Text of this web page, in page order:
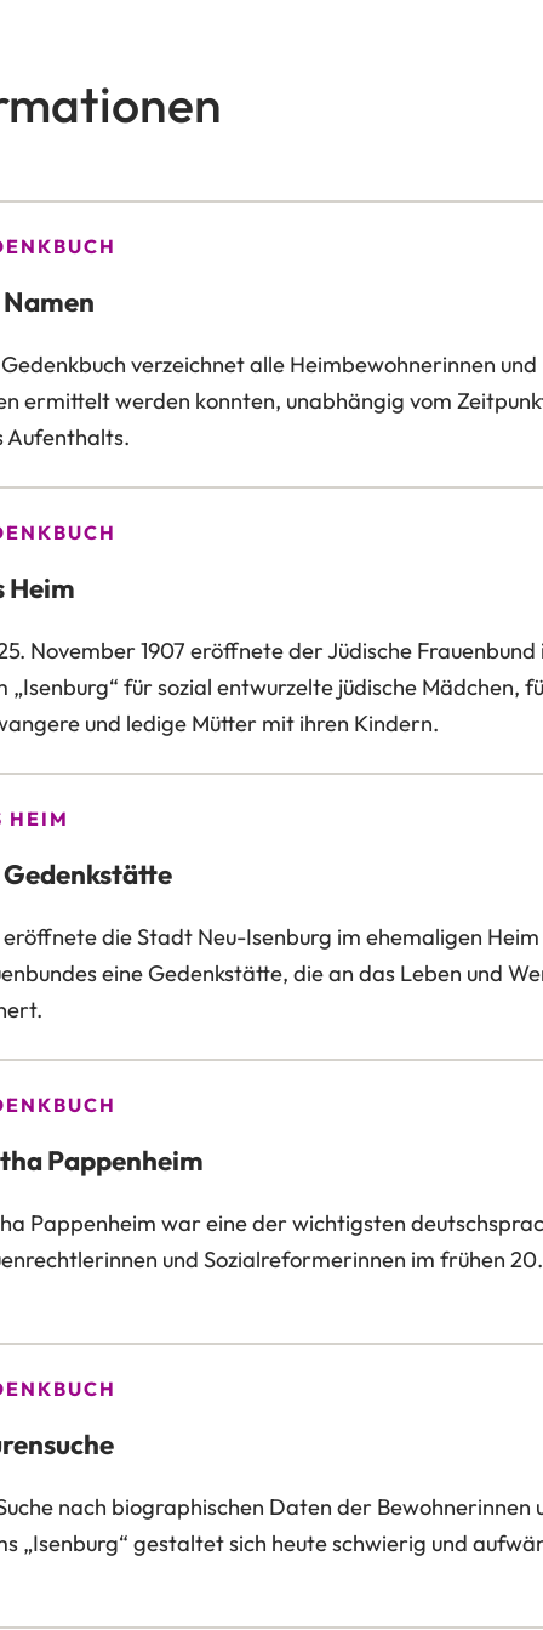
verzeichnet alle Heimbewohnerinnen
ermittelt werden konnten, unabhängig vom
Aufenthalts.
Heim
November 1907 eröffnete der Jüdische
„Isenburg“ für sozial entwurzelte jüdische Mädchen,
und ledige Mütter mit ihren Kindern.
HEIM
Gedenkstätte
eröffnete die Stadt Neu-Isenburg im ehemaligen Heim
eine Gedenkstätte, die an das Leben und
Pappenheim
Pappenheim war eine der wichtigsten
und Sozialreformerinnen im frühen
nach biographischen Daten der Bewohnerinnen
„Isenburg“ gestaltet sich heute schwierig und